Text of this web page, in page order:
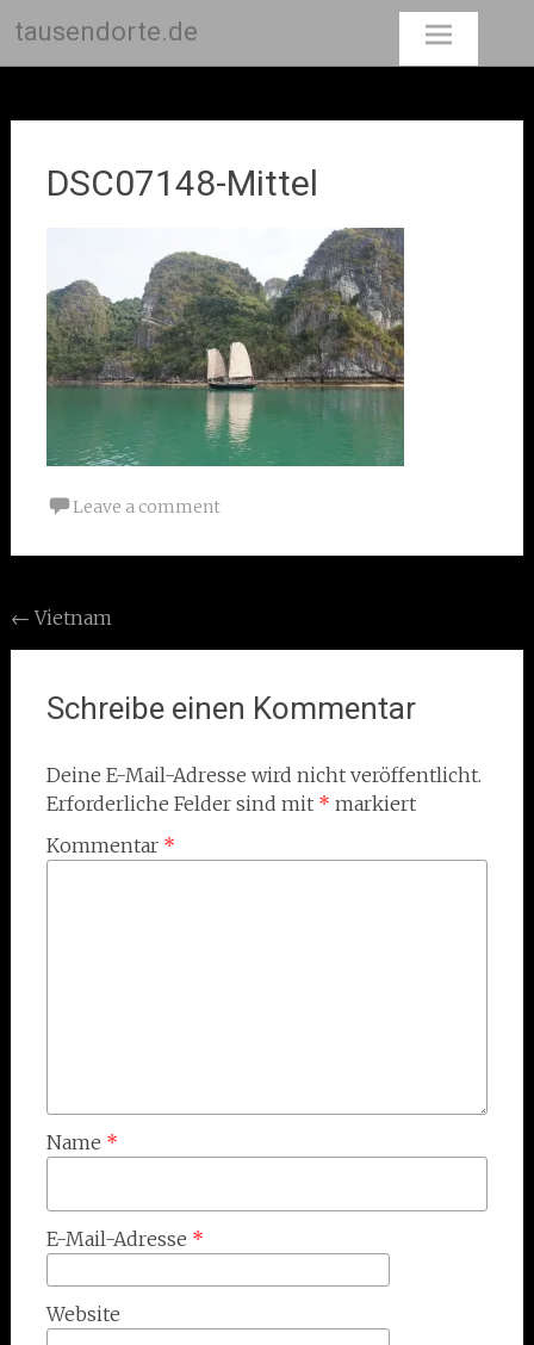
tausendorte.de
DSC07148-Mittel
Leave a comment
Post
navigation
← Vietnam
Schreibe einen Kommentar
Deine E-Mail-Adresse wird nicht veröffentlicht.
Erforderliche Felder sind mit * markiert
Kommentar *
Name *
E-Mail-Adresse *
Website